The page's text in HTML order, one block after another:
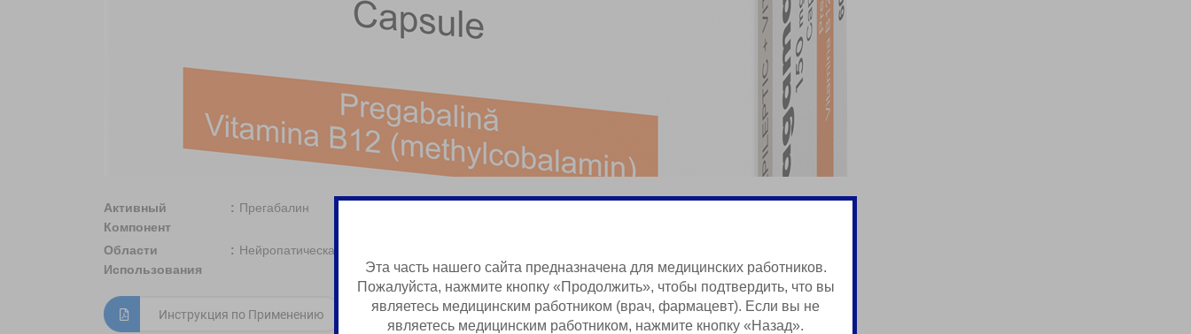
Активный
Компонент
Прегабалин
Области
Использования
Нейропатическая боль, Генерализованное тревожное расстройство
Инструкция по Применению Краткая Информация о Продукции
Эта часть нашего сайта предназначена для медицинских работников.
Пожалуйста, нажмите кнопку «Продолжить», чтобы подтвердить, что вы
являетесь медицинским работником (врач, фармацевт). Если вы не
являетесь медицинским работником, нажмите кнопку «Назад».